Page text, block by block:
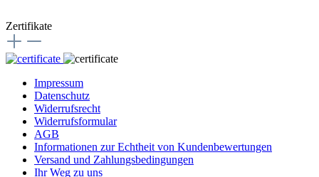
Zertifikate
Impressum
Datenschutz
Widerrufsrecht
Widerrufsformular
AGB
Informationen zur Echtheit von Kundenbewertungen
Versand und Zahlungsbedingungen
Ihr Weg zu uns